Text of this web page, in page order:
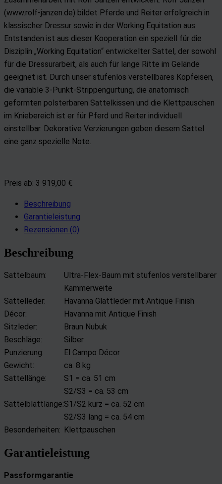
(www.rolf-janzen.de) bildet Pferde und Reiter erfolgreich in
klassischer Dressur sowie in der Working Equitation aus.
Entstanden ist aus dieser Kooperation ein speziell für die
Disziplin „Working Equitation“ entwickelter Sattel, der sowohl
für die Dressurarbeit, als auch für lange Ritte im Gelände
geeignet ist. Durch unser stufenlos verstellbares Kopfeisen,
die variable 3-Punkt-Strippengurtung, die anatomisch
geformten polsterbaren Sattelkissen und die Klettpauschen
im Kniebereich ist er für Pferd und Reiter individuell
einstellbar. Dekorative Verzierungen geben diesem Sattel
eine ganz spezielle Note.
Preis ab: 3 919,00 €
Beschreibung
Garantieleistung
Rezensionen (0)
Beschreibung
Sattelbaum:
Ultra-Flex-Baum mit stufenlos verstellbarer
Kammerweite
Sattelleder:
Havanna Glattleder mit Antique Finish
Décor:
Havanna mit Antique Finish
Sitzleder:
Braun Nubuk
Beschläge:
Silber
Punzierung:
El Campo Décor
Gewicht:
ca. 8 kg
Sattellänge:
S1 = ca. 51 cm
S2/S3 = ca. 53 cm
Sattelblattlänge:S1/S2 kurz = ca. 52 cm
S2/S3 lang = ca. 54 cm
Besonderheiten: Klettpauschen
Garantieleistung
Passformgarantie